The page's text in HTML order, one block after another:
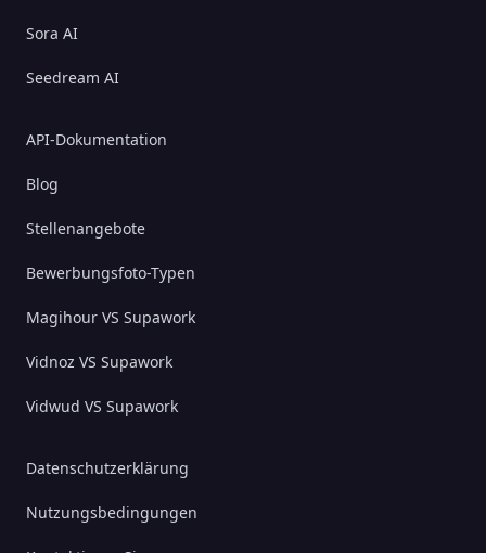
Sora AI
Seedream AI
API-Dokumentation
Blog
Stellenangebote
Bewerbungsfoto-Typen
Magihour VS Supawork
Vidnoz VS Supawork
Vidwud VS Supawork
Datenschutzerklärung
Nutzungsbedingungen